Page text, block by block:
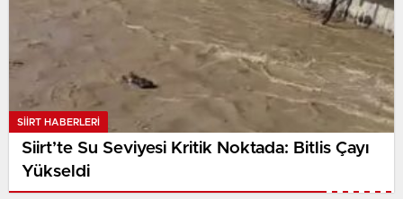
SIIRT HABERLERI
Siirt’te Su Seviyesi Kritik Noktada: Bitlis Çayı
Yükseldi